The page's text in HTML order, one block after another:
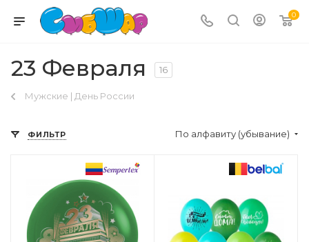
0
23 Февраля 16
Мужские | День России
ФИЛЬТР По алфавиту (убывание)